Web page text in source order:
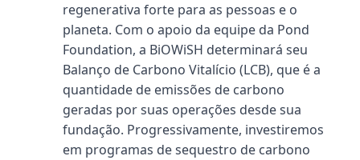
regenerativa forte para as pessoas e o
planeta. Com o apoio da equipe da Pond
Foundation, a BiOWiSH determinará seu
Balanço de Carbono Vitalício (LCB), que é a
quantidade de emissões de carbono
geradas por suas operações desde sua
fundação. Progressivamente, investiremos
em programas de sequestro de carbono